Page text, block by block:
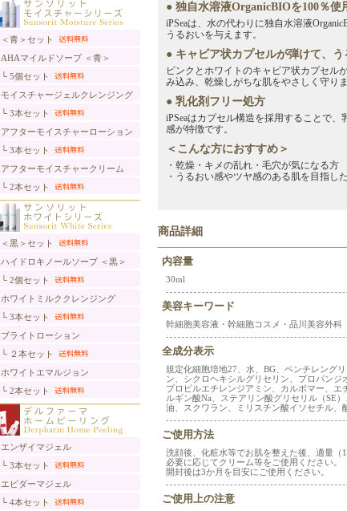
＜青＞セット
AHAマイルドソープ ＜青＞
└ 5個セット
モイスチャージェルクレンジング
└ 3本セット
アフターモイスチャーローション
└ 3本セット
アフターモイスチャークリーム
└ 2本セット
＜黒＞セット
ハイドロキノールソープ ＜黒＞
└ 2個セット
ホワイトミルククレンジング
└ 3本セット
ブライトローション
└ ２本セット
ホワイトエマルジョン
└ 2本セット
エンザイマジェル
└ 3本セット
エピダーマジェル
└ 4本セット
● 独自水溶液OrganicBIOを100％使
iPSeaは、水の代わりに独自水溶液
うるおいを与えます。
● キャビア状カプセルが弾けて、
ピンクとホワイトのキャビア状カプセル
み込み、乾燥しがちな肌をやさしく守りま
● 乳化剤フリー処方
iPSeaはカプセル構造を採用することで
感が特徴です。
＜こんな方におすすめ＞
・乾燥・キメの乱れ・毛穴が気になる方
・うるおい感やツヤ感のある肌を目指し
商品詳細
内容量
30ml
美容キーワード
幹細胞美容液・幹細胞コスメ・品川美容外科
全成分表示
規定化細胞培地27、水、BG、ペンチレング
ン、シクロヘキシルグリセリン、プロパン
プロピルエチレンジアミン、カルボマー、
ルギン酸Na、ステアリン酸グリセリル（SE
油、スクワラン、ミリスチン酸イソセチル
ご使用方法
洗顔後、化粧水等でお肌を整えた後、適量（
必要に応じてクリーム等をご使用ください。
開封後は3か月を目安にご使用ください。
ご使用上の注意